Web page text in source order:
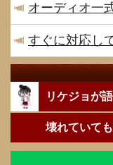
オーディオ一
すぐに対応し
リケジョが
壊れていて